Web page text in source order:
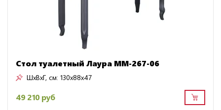
Стол туалетный Лаура ММ-267-06
ШxВxГ, см: 130x88x47
49 210 руб